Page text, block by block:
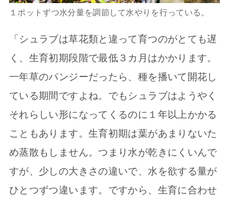
１ポットずつ水分量を調節して水やりを行っている。
「シュラブは草花類と違って育つのがとても遅
く、生育初期段階で最低３カ月はかかります。
一年草のパンジーだったら、種を播いて開花し
ている期間ですよね。でもシュラブはようやく
それらしい形になってくるのに１年以上かかる
こともあります。生育初期は葉があまりないた
め蒸散もしません。つまり水が乾きにくいんで
すが、少しの大きさの違いで、水を欲する量が
ひとつずつ違います。ですから、生育に合わせ